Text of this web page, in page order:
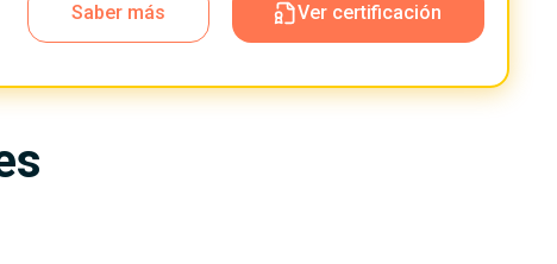
Saber más
Ver certificación